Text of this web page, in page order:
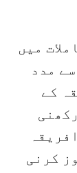
میں
مدد
کے
کرنی